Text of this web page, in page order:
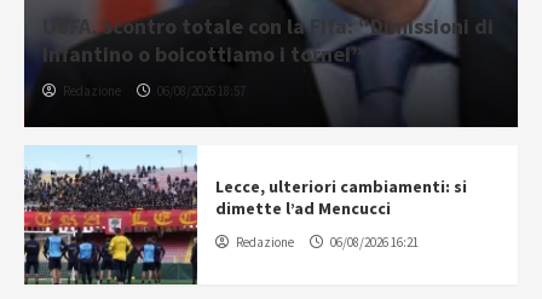
UEFA, scontro totale con la Fifa: “Dimissioni di
Infantino o boicottiamo i tornei”
Redazione 06/08/2026 18:57
Lecce, ulteriori cambiamenti: si
dimette l’ad Mencucci
Redazione 06/08/2026 16:21